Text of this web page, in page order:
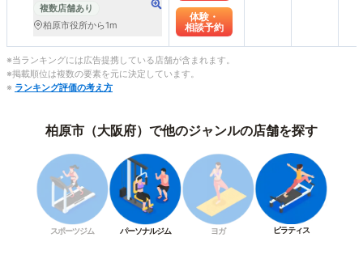
複数店舗あり
柏原市役所から1m
体験・
相談予約
※当ランキングには広告提携している店舗が含まれます。
※掲載順位は複数の要素を元に決定しています。
※ ランキング評価の考え方
柏原市（大阪府）で他のジャンルの店舗を探す
スポーツジム パーソナルジム ヨガ ピラティス